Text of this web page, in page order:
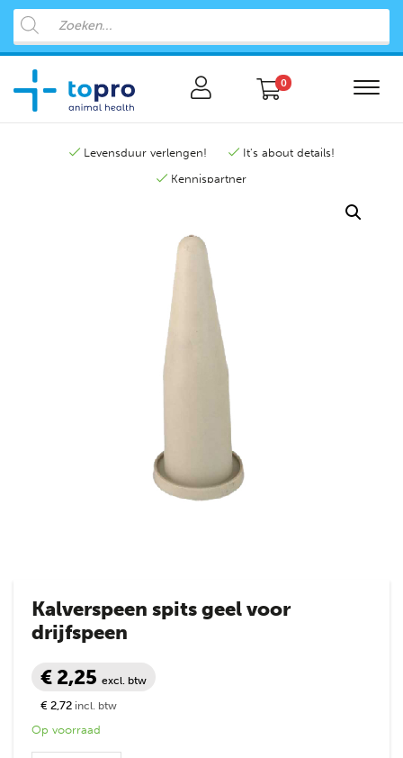
0
Levensduur verlengen!
It's about details!
Kennispartner
Kalverspeen spits geel voor
drijfspeen
€ 2,25 excl. btw
€ 2,72 incl. btw
Op voorraad